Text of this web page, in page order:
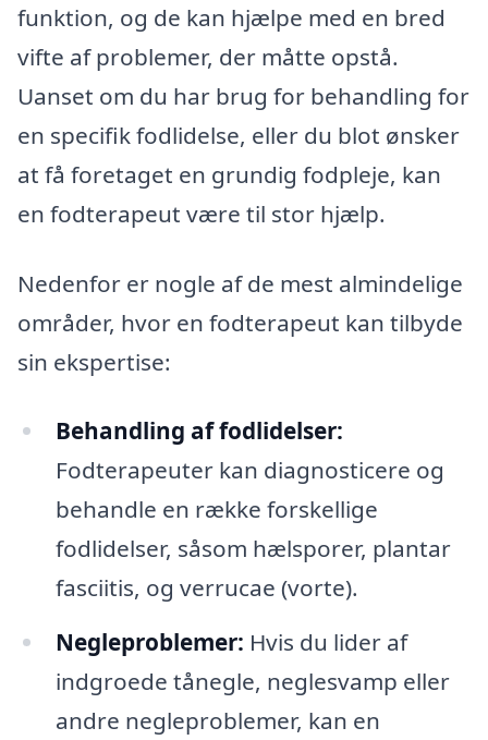
funktion, og de kan hjælpe med en bred
vifte af problemer, der måtte opstå.
Uanset om du har brug for behandling for
en specifik fodlidelse, eller du blot ønsker
at få foretaget en grundig fodpleje, kan
en fodterapeut være til stor hjælp.
Nedenfor er nogle af de mest almindelige
områder, hvor en fodterapeut kan tilbyde
sin ekspertise:
Behandling af fodlidelser:
Fodterapeuter kan diagnosticere og
behandle en række forskellige
fodlidelser, såsom hælsporer, plantar
fasciitis, og verrucae (vorte).
Negleproblemer: Hvis du lider af
indgroede tånegle, neglesvamp eller
andre negleproblemer, kan en